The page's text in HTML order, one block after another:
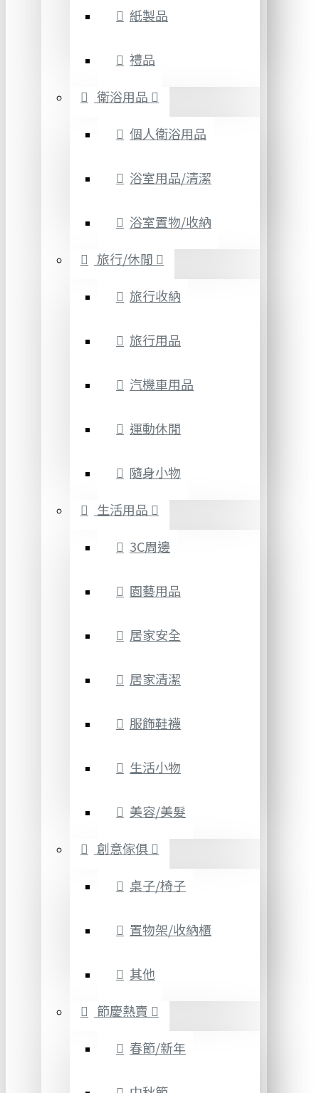
紙製品
禮品
衛浴用品
個人衛浴用品
浴室用品/清潔
浴室置物/收納
旅行/休閒
旅行收納
旅行用品
汽機車用品
運動休閒
隨身小物
生活用品
3C周邊
園藝用品
居家安全
居家清潔
服飾鞋襪
生活小物
美容/美髮
創意傢俱
桌子/椅子
置物架/收納櫃
其他
節慶熱賣
春節/新年